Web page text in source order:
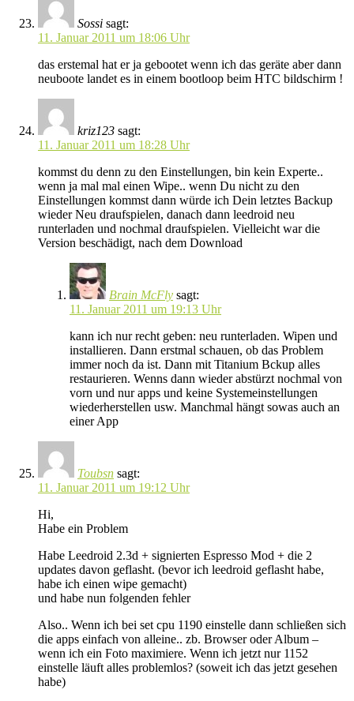
Sossi sagt:
11. Januar 2011 um 18:06 Uhr
das erstemal hat er ja gebootet wenn ich das geräte aber dann
neuboote landet es in einem bootloop beim HTC bildschirm !
kriz123 sagt:
11. Januar 2011 um 18:28 Uhr
kommst du denn zu den Einstellungen, bin kein Experte..
wenn ja mal mal einen Wipe.. wenn Du nicht zu den
Einstellungen kommst dann würde ich Dein letztes Backup
wieder Neu draufspielen, danach dann leedroid neu
runterladen und nochmal draufspielen. Vielleicht war die
Version beschädigt, nach dem Download
Brain McFly sagt:
11. Januar 2011 um 19:13 Uhr
kann ich nur recht geben: neu runterladen. Wipen und
installieren. Dann erstmal schauen, ob das Problem
immer noch da ist. Dann mit Titanium Bckup alles
restaurieren. Wenns dann wieder abstürzt nochmal von
vorn und nur apps und keine Systemeinstellungen
wiederherstellen usw. Manchmal hängt sowas auch an
einer App
Toubsn sagt:
11. Januar 2011 um 19:12 Uhr
Hi,
Habe ein Problem
Habe Leedroid 2.3d + signierten Espresso Mod + die 2
updates davon geflasht. (bevor ich leedroid geflasht habe,
habe ich einen wipe gemacht)
und habe nun folgenden fehler
Also.. Wenn ich bei set cpu 1190 einstelle dann schließen sich
die apps einfach von alleine.. zb. Browser oder Album –
wenn ich ein Foto maximiere. Wenn ich jetzt nur 1152
einstelle läuft alles problemlos? (soweit ich das jetzt gesehen
habe)